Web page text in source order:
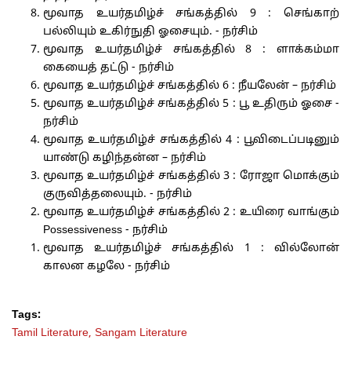
மூவாத உயர்தமிழ்ச் சங்கத்தில் 9 : செங்காற்
பல்லியும் உகிர்நுதி ஓசையும். - நர்சிம்
மூவாத உயர்தமிழ்ச் சங்கத்தில் 8 : ளாக்கம்மா
கையைத் தட்டு - நர்சிம்
மூவாத உயர்தமிழ்ச் சங்கத்தில் 6 : நீயலேன் – நர்சிம்
மூவாத உயர்தமிழ்ச் சங்கத்தில் 5 : பூ உதிரும் ஓசை -
நர்சிம்
மூவாத உயர்தமிழ்ச் சங்கத்தில் 4 : பூவிடைப்படினும்
யாண்டு கழிந்தன்ன – நர்சிம்
மூவாத உயர்தமிழ்ச் சங்கத்தில் 3 : ரோஜா மொக்கும்
குருவித்தலையும். - நர்சிம்
மூவாத உயர்தமிழ்ச் சங்கத்தில் 2 : உயிரை வாங்கும்
Possessiveness - நர்சிம்
மூவாத உயர்தமிழ்ச் சங்கத்தில் 1 : வில்லோன்
காலன கழலே - நர்சிம்
Tags:
Tamil Literature, Sangam Literature